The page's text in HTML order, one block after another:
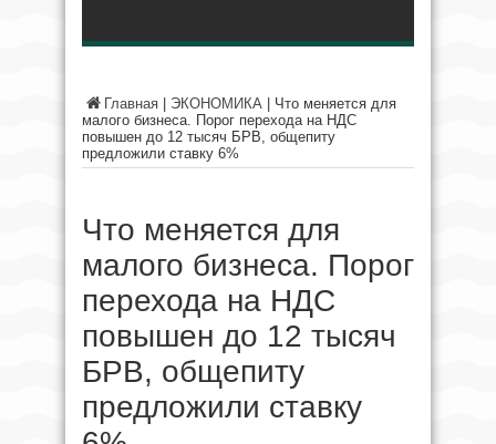
Главная ЭКОНОМИКА
Что меняется для
малого бизнеса. Порог перехода на НДС
повышен до 12 тысяч БРВ, общепиту
предложили ставку 6%
Что меняется для
малого бизнеса. Порог
перехода на НДС
повышен до 12 тысяч
БРВ, общепиту
предложили ставку